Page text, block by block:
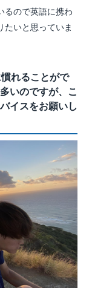
るので英語に携わ
たいと思っていま
れることがで
いのですが、こ
イスをお願いし